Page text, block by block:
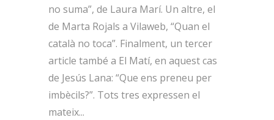
no suma”, de Laura Marí. Un altre, el
de Marta Rojals a Vilaweb, “Quan el
català no toca”. Finalment, un tercer
article també a El Matí, en aquest cas
de Jesús Lana: “Que ens preneu per
imbècils?”. Tots tres expressen el
mateix...